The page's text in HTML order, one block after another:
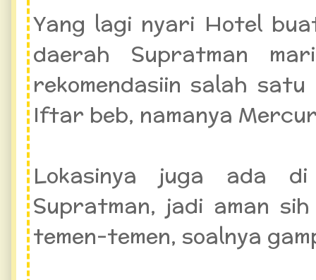
Yang lagi nyari Hotel
daerah Supratman
rekomendasiin salah
Iftar beb, namanya
Lokasinya juga ada
Supratman, jadi aman
temen-temen, soalnya